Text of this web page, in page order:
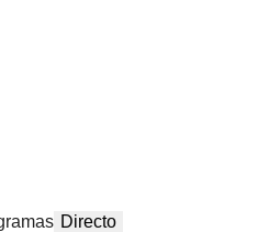
Directo